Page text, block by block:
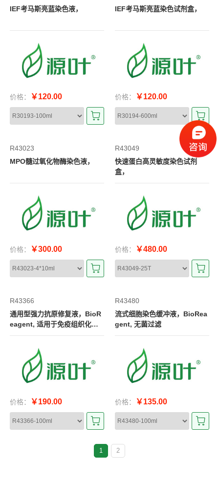
IEF考马斯亮蓝染色液，
价格： ￥120.00
IEF考马斯亮蓝染色试剂盒，
价格： ￥120.00
R43023
MPO髓过氧化物酶染色液，
价格： ￥300.00
R43049
快速蛋白高灵敏度染色试剂
盒，
价格： ￥480.00
R43366
通用型强力抗原修复液，BioR
eagent, 适用于免疫组织化学(f
or IHC), 10X
价格： ￥190.00
R43480
流式细胞染色缓冲液，BioRea
gent, 无菌过滤
价格： ￥135.00
1 2